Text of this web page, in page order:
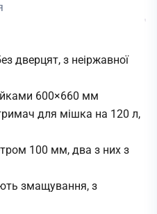
дверцят, з неіржавної
600×660 мм
для мішка на 120 л,
100 мм, два з них з
змащування, з